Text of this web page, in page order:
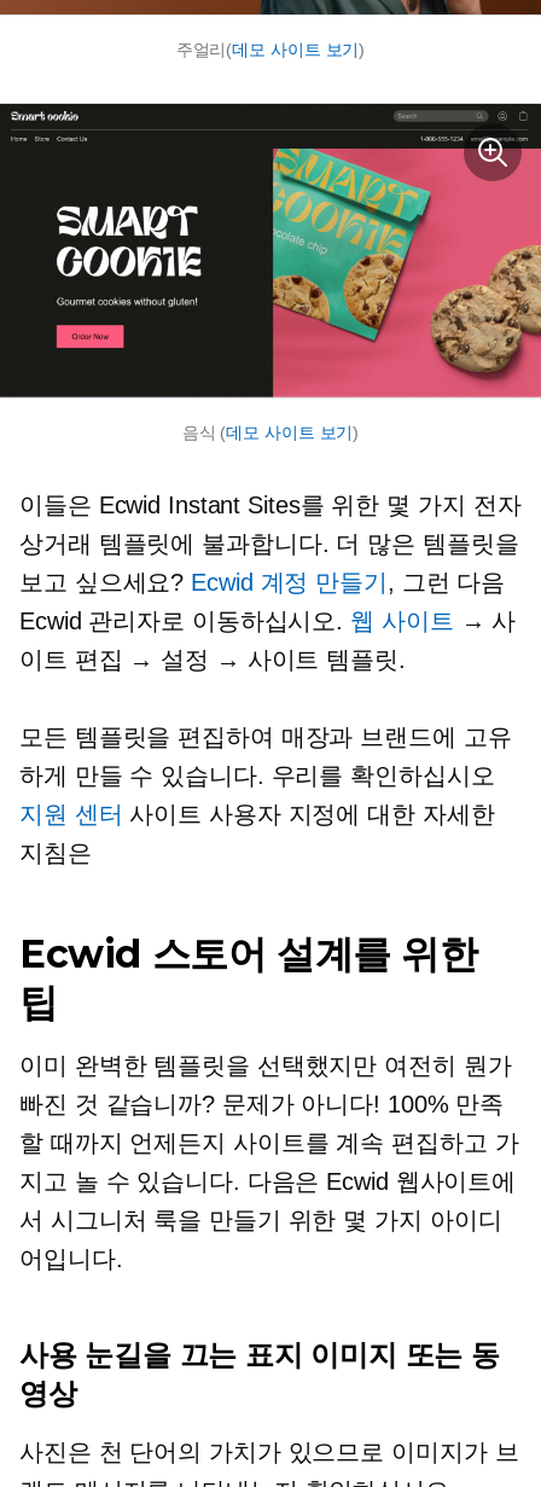
주얼리(데모 사이트 보기)
음식 (데모 사이트 보기)
이들은 Ecwid Instant Sites를 위한 몇 가지 전자
상거래 템플릿에 불과합니다. 더 많은 템플릿을
보고 싶으세요? Ecwid 계정 만들기 , 그런 다음
Ecwid 관리자로 이동하십시오. 웹 사이트 → 사
이트 편집 → 설정 → 사이트 템플릿.
모든 템플릿을 편집하여 매장과 브랜드에 고유
하게 만들 수 있습니다. 우리를 확인하십시오
지원 센터 사이트 사용자 지정에 대한 자세한
지침은
Ecwid 스토어 설계를 위한
팁
이미 완벽한 템플릿을 선택했지만 여전히 뭔가
빠진 것 같습니까? 문제가 아니다! 100% 만족
할 때까지 언제든지 사이트를 계속 편집하고 가
지고 놀 수 있습니다. 다음은 Ecwid 웹사이트에
서 시그니처 룩을 만들기 위한 몇 가지 아이디
어입니다.
사용 눈길을 끄는 표지 이미지 또는 동
영상
사진은 천 단어의 가치가 있으므로 이미지가 브